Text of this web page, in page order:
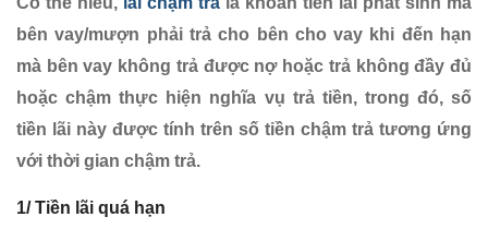
bên vay/mượn phải trả cho bên cho vay khi đến hạn
mà bên vay không trả được nợ hoặc trả không đầy đủ
hoặc chậm thực hiện nghĩa vụ trả tiền, trong đó, số
tiền lãi này được tính trên số tiền chậm trả tương ứng
với thời gian chậm trả.
1/ Tiền l ãi quá hạn